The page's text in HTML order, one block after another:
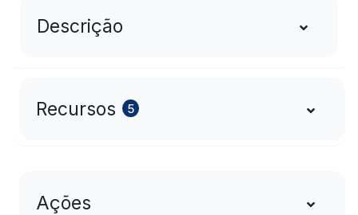
Descrição
Recursos 5
Ações